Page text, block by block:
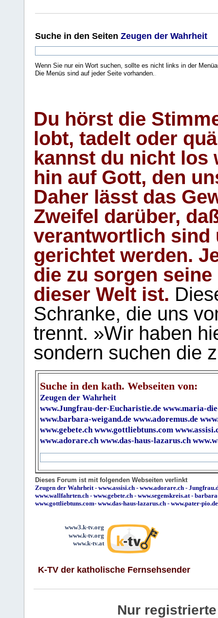
Suche in den Seiten Zeugen der Wahrheit
Wenn Sie nur ein Wort suchen, sollte es nicht links in der
Die Menüs sind auf jeder Seite vorhanden.
Du hörst die
lobt, tadelt oder
kannst du nicht los
hin auf Gott, den
Daher lässt das
Zweifel darüber,
verantwortlich sind
gerichtet werden.
die zu sorgen
dieser Welt ist.
Schranke, die uns
trennt. »Wir haben
sondern suchen die
Suche in den kath. Webseiten von:
Zeugen der Wahrheit
www.Jungfrau-der-Eucharistie.de www.maria-
www.barbara-weigand.de www.adoremus.de
www.gebete.ch www.gottliebtuns.com
www.adorare.ch www.das-haus-lazarus.ch
Dieses Forum ist mit folgenden Webseiten verlinkt
Zeugen der Wahrheit - www.assisi.ch - www.adorare.ch -
www.wallfahrten.ch - www.gebete.ch - www.segenskreis.at -
www.gottliebtuns.com- www.das-haus-lazarus.ch - www.pater-pio.de
www3.k-tv.org
www.k-tv.org
www.k-tv.at
K-TV der katholische Fernsehsender
Nur